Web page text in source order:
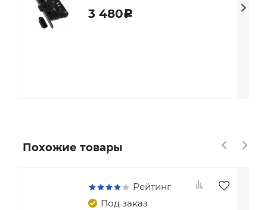
3 480c
Похожие товары
Рейтинг
Под заказ